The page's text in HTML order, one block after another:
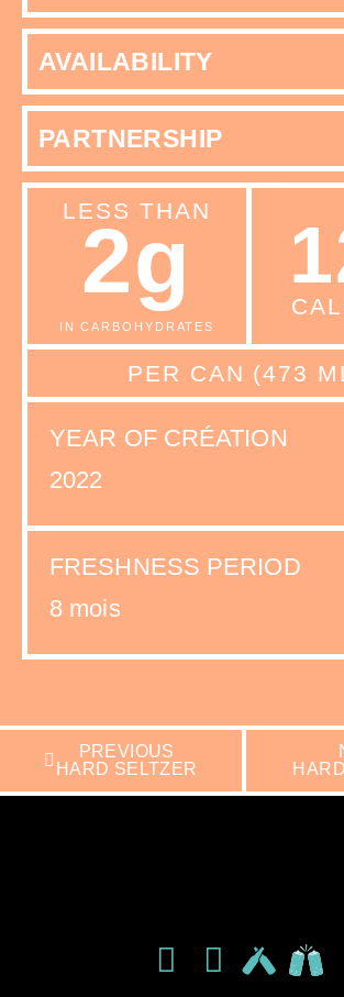
LESS THAN
2g
IN CARBOHYDRATES
PER CAN (473
YEAR OF CRÉATION
2022
FRESHNESS PERIOD
8 mois
AVAILABILITY
PARTNERSHIP
PREVIOUS
HARD SELTZER
LIKE THIS BREWERY ON